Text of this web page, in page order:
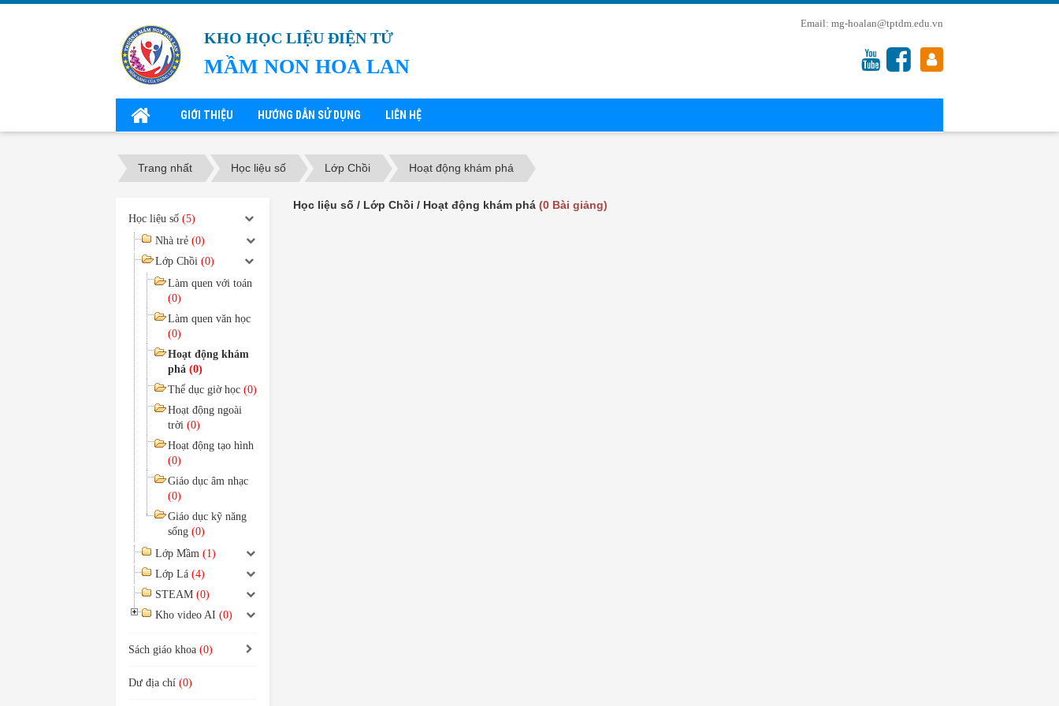
KHO HỌC LIỆU ĐIỆN TỬ
MẦM NON HOA LAN
GIỚI THIỆU HƯỚNG DẪN SỬ DỤNG LIÊN HỆ
mg-hoalan@tptdm.edu.vn
Trang nhất Học liệu số Lớp Chồi Hoạt động khám phá
Học liệu số / Lớp Chồi / Hoạt động khám phá (0 Bài giảng)
Học liệu số (5)
Nhà trẻ (0)
Lớp Chồi (0)
Làm quen với toán
(0)
Làm quen văn học
(0)
Hoạt động khám
phá (0)
Thể dục giờ học (0)
Hoạt động ngoài
trời (0)
Hoạt động tạo hình
(0)
Giáo dục âm nhạc
(0)
Giáo dục kỹ năng
sống (0)
Lớp Mầm (1)
Lớp Lá (4)
STEAM (0)
Kho video AI (0)
Sách giáo khoa (0)
Dư địa chí (0)